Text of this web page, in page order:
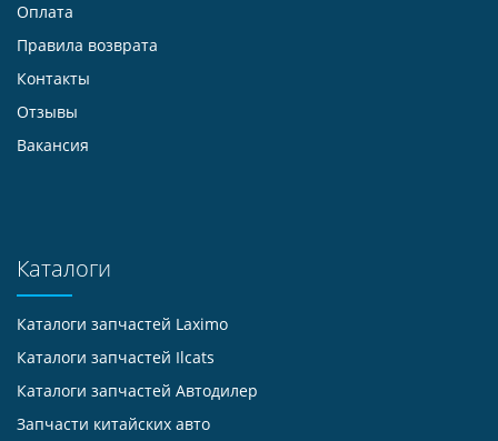
Оплата
Правила возврата
Контакты
Отзывы
Вакансия
Каталоги
Каталоги запчастей Laximo
Каталоги запчастей Ilcats
Каталоги запчастей Автодилер
Запчасти китайских авто